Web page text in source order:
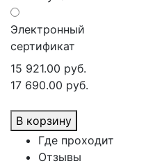
Электронный
сертификат
15 921.00 руб.
17 690.00 руб.
В корзину
Где проходит
Отзывы